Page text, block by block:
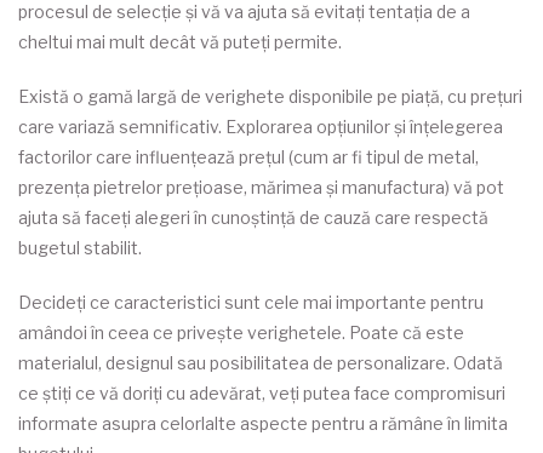
procesul de selecție și vă va ajuta să evitați tentația de a
cheltui mai mult decât vă puteți permite.
Există o gamă largă de verighete disponibile pe piață, cu prețuri
care variază semnificativ. Explorarea opțiunilor și înțelegerea
factorilor care influențează prețul (cum ar fi tipul de metal,
prezența pietrelor prețioase, mărimea și manufactura) vă pot
ajuta să faceți alegeri în cunoștință de cauză care respectă
bugetul stabilit.
Decideți ce caracteristici sunt cele mai importante pentru
amândoi în ceea ce privește verighetele. Poate că este
materialul, designul sau posibilitatea de personalizare. Odată
ce știți ce vă doriți cu adevărat, veți putea face compromisuri
informate asupra celorlalte aspecte pentru a rămâne în limita